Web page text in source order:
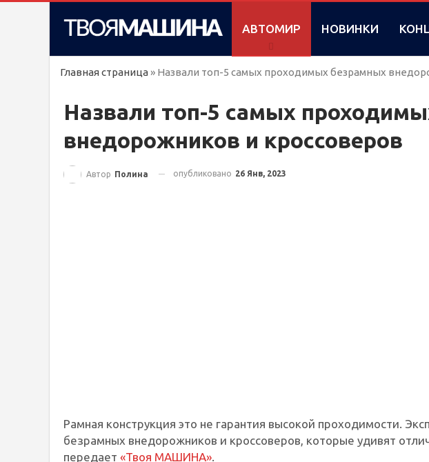
АВТОМИР НОВИНКИ
Главная страница » Назвали топ-5 самых проходимых безрамных
Назвали топ-5 самых
внедорожников и кроссоверов
Автор Полина опубликовано 26 Янв, 2023
Рамная конструкция это не гарантия высокой проходимости.
безрамных внедорожников и кроссоверов, которые удивят
передает «Твоя МАШИНА».